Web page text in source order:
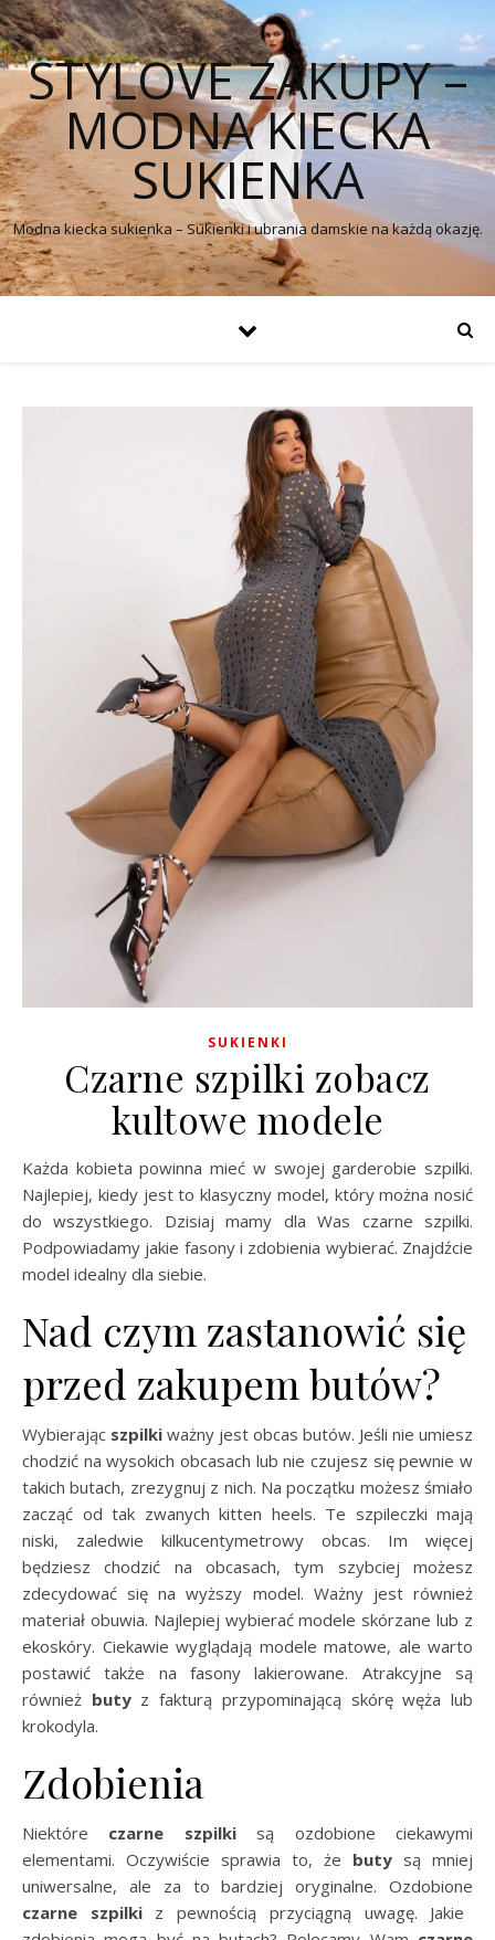
STYLOVE ZAKUPY –
MODNA KIECKA
SUKIENKA
Modna kiecka sukienka – Sukienki i ubrania damskie na każdą okazję.
SUKIENKI
Czarne szpilki zobacz
kultowe modele
Każda kobieta powinna mieć w swojej garderobie szpilki.
Najlepiej, kiedy jest to klasyczny model, który można nosić
do wszystkiego. Dzisiaj mamy dla Was czarne szpilki.
Podpowiadamy jakie fasony i zdobienia wybierać. Znajdźcie
model idealny dla siebie.
Nad czym zastanowić się
przed zakupem butów?
Wybierając szpilki ważny jest obcas butów. Jeśli nie umiesz
chodzić na wysokich obcasach lub nie czujesz się pewnie w
takich butach, zrezygnuj z nich. Na początku możesz śmiało
zacząć od tak zwanych kitten heels. Te szpileczki mają
niski, zaledwie kilkucentymetrowy obcas. Im więcej
będziesz chodzić na obcasach, tym szybciej możesz
zdecydować się na wyższy model. Ważny jest również
materiał obuwia. Najlepiej wybierać modele skórzane lub z
ekoskóry. Ciekawie wyglądają modele matowe, ale warto
postawić także na fasony lakierowane. Atrakcyjne są
również butyz fakturą przypominającą skórę węża lub
krokodyla.
Zdobienia
Niektóre czarne szpilkisą ozdobione ciekawymi
elementami. Oczywiście sprawia to, że buty są mniej
uniwersalne, ale za to bardziej oryginalne. Ozdobione
czarne szpilkiz pewnością przyciągną uwagę. Jakie